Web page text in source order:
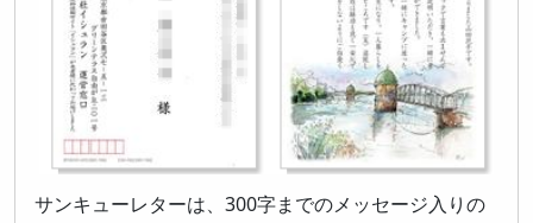
サンキューレターは、300字までのメッセージ入りの